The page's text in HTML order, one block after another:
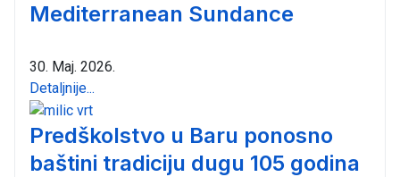
Mediterranean Sundance
30. Maj. 2026.
Detaljnije...
Predškolstvo u Baru ponosno
baštini tradiciju dugu 105 godina